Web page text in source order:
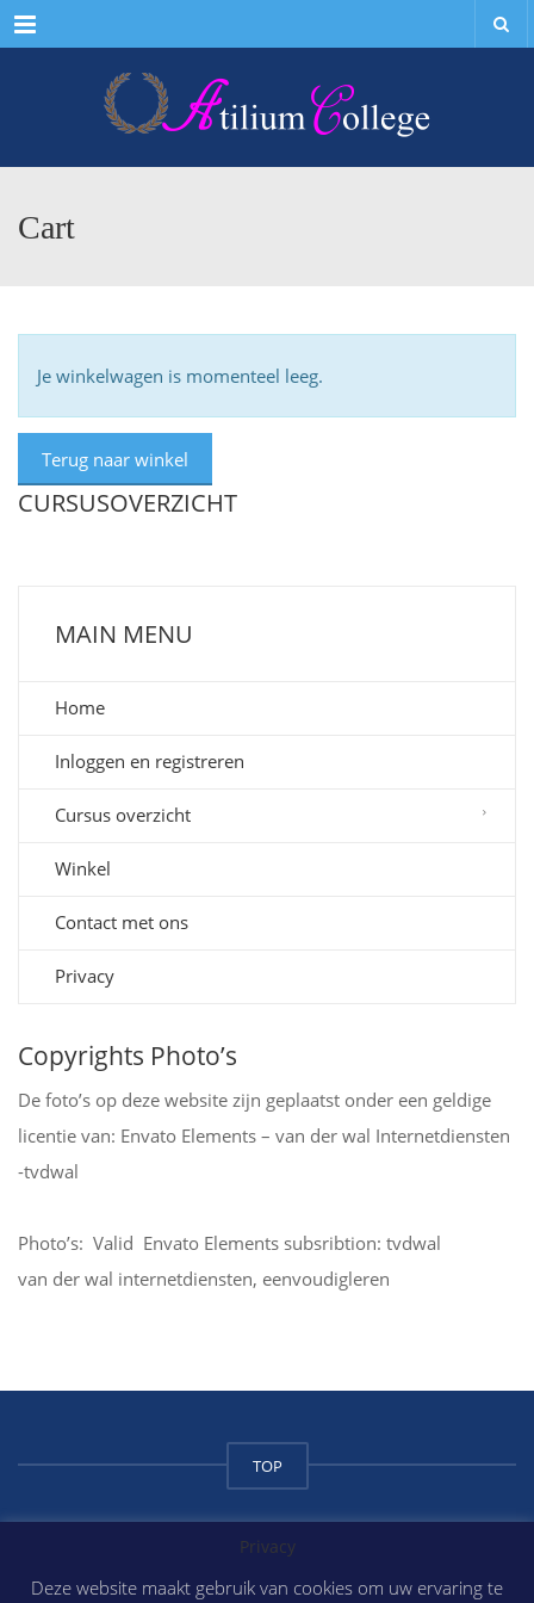
Menu
Cart
Je winkelwagen is momenteel leeg.
Terug naar winkel
CURSUSOVERZICHT
MAIN MENU
Home
Inloggen en registreren
Cursus overzicht
Winkel
Contact met ons
Privacy
Copyrights Photo’s
De foto’s op deze website zijn geplaatst onder een geldige
licentie van: Envato Elements – van der wal Internetdiensten
-tvdwal
Photo’s: Valid Envato Elements subsribtion: tvdwal
van der wal internetdiensten, eenvoudigleren
TOP
Copyright Atilium College 2018
Privacy
Deze website maakt gebruik van cookies om uw ervaring te